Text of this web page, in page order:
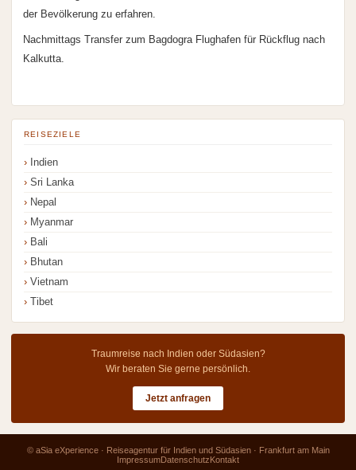
der Bevölkerung zu erfahren.
Nachmittags Transfer zum Bagdogra Flughafen für Rückflug nach
Kalkutta.
REISEZIELE
Indien
Sri Lanka
Nepal
Myanmar
Bali
Bhutan
Vietnam
Tibet
Traumreise nach Indien oder Südasien?
Wir beraten Sie gerne persönlich.
Jetzt anfragen
© aSia eXperience · Reiseagentur für Indien und Südasien · Frankfurt am Main
ImpressumDatenschutzKontakt